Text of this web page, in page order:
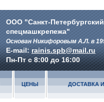
ООО "Санкт-
спецмашкрепежа"
Основан Никифоровым А.Л. в
E-mail:rainis.spb@mail.ru
Пн-Пт с 8:00 до 16:00
ЦЕНЫ ДОСТАВКА